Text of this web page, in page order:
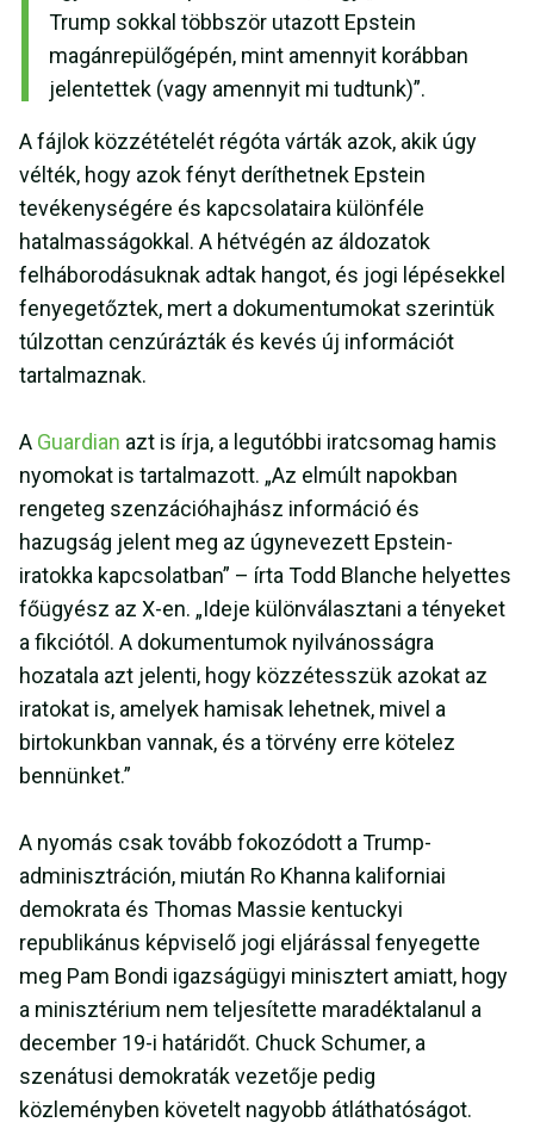
Trump sokkal többször utazott Epstein
magánrepülőgépén, mint amennyit korábban
jelentettek (vagy amennyit mi tudtunk)”.
A fájlok közzétételét régóta várták azok, akik úgy
vélték, hogy azok fényt deríthetnek Epstein
tevékenységére és kapcsolataira különféle
hatalmasságokkal. A hétvégén az áldozatok
felháborodásuknak adtak hangot, és jogi lépésekkel
fenyegetőztek, mert a dokumentumokat szerintük
túlzottan cenzúrázták és kevés új információt
tartalmaznak.
A Guardian azt is írja, a legutóbbi iratcsomag hamis
nyomokat is tartalmazott. „Az elmúlt napokban
rengeteg szenzációhajhász információ és
hazugság jelent meg az úgynevezett Epstein-
iratokka kapcsolatban” – írta Todd Blanche helyettes
főügyész az X-en. „Ideje különválasztani a tényeket
a fikciótól. A dokumentumok nyilvánosságra
hozatala azt jelenti, hogy közzétesszük azokat az
iratokat is, amelyek hamisak lehetnek, mivel a
birtokunkban vannak, és a törvény erre kötelez
bennünket.”
A nyomás csak tovább fokozódott a Trump-
adminisztráción, miután Ro Khanna kaliforniai
demokrata és Thomas Massie kentuckyi
republikánus képviselő jogi eljárással fenyegette
meg Pam Bondi igazságügyi minisztert amiatt, hogy
a minisztérium nem teljesítette maradéktalanul a
december 19-i határidőt. Chuck Schumer, a
szenátusi demokraták vezetője pedig
közleményben követelt nagyobb átláthatóságot.